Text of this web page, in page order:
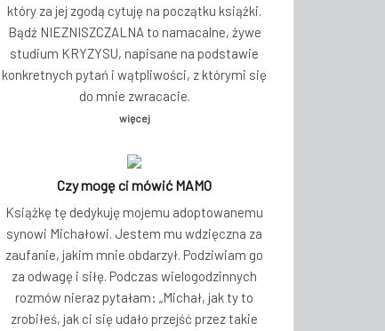
który za jej zgodą cytuję na początku książki.
Bądź NIEZNISZCZALNA to namacalne, żywe
studium KRYZYSU, napisane na podstawie
konkretnych pytań i wątpliwości, z którymi się
do mnie zwracacie.
więcej
Czy mogę ci mówić MAMO
Książkę tę dedykuję mojemu adoptowanemu
synowi Michałowi. Jestem mu wdzięczna za
zaufanie, jakim mnie obdarzył. Podziwiam go
za odwagę i siłę. Podczas wielogodzinnych
rozmów nieraz pytałam: „Michał, jak ty to
zrobiłeś, jak ci się udało przejść przez takie